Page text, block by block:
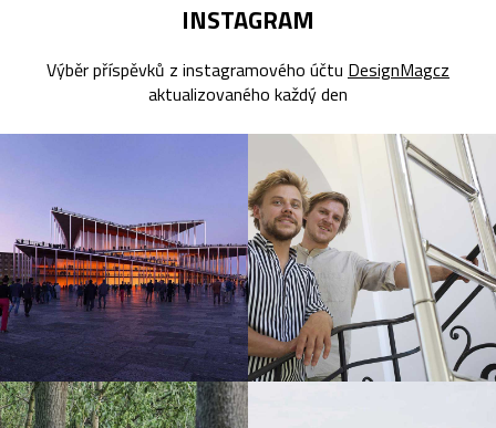
INSTAGRAM
Výběr příspěvků z instagramového účtu DesignMagcz
aktualizovaného každý den